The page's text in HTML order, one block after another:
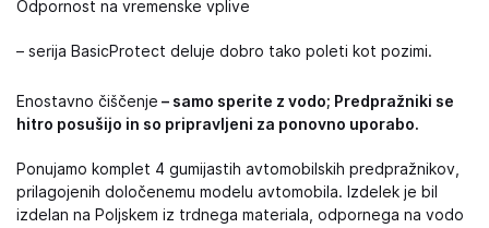
Odpornost na vremenske vplive
– serija BasicProtect deluje dobro tako poleti kot pozimi.
Enostavno čiščenje – samo sperite z vodo; Predpražniki se
hitro posušijo in so pripravljeni za ponovno uporabo.
Ponujamo komplet 4 gumijastih avtomobilskih predpražnikov,
prilagojenih določenemu modelu avtomobila. Izdelek je bil
izdelan na Poljskem iz trdnega materiala, odpornega na vodo